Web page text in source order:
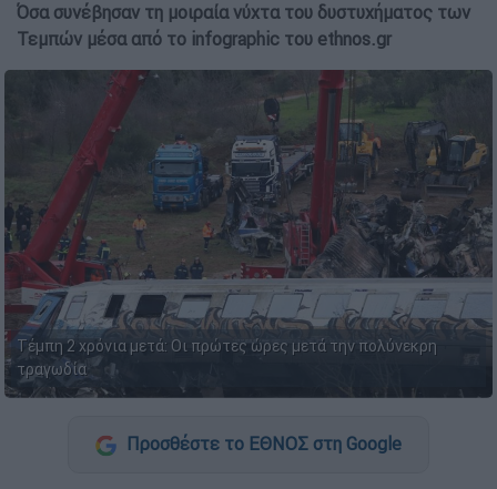
Όσα συνέβησαν τη μοιραία νύχτα του δυστυχήματος των
Τεμπών μέσα από το infographic του ethnos.gr
Τέμπη 2 χρόνια μετά: Οι πρώτες ώρες μετά την πολύνεκρη
τραγωδία
Προσθέστε το ΕΘΝΟΣ στη Google